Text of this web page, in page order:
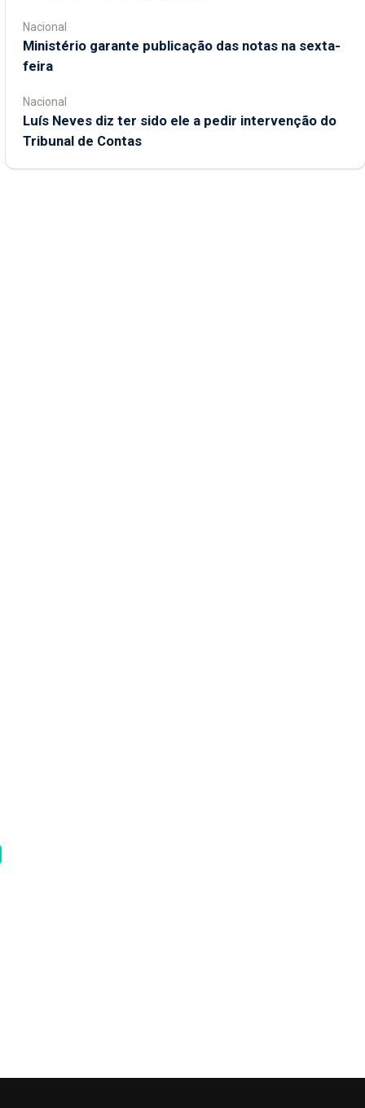
Nacional
Ministério garante publicação das notas na sexta-
feira
Nacional
Luís Neves diz ter sido ele a pedir intervenção do
Tribunal de Contas